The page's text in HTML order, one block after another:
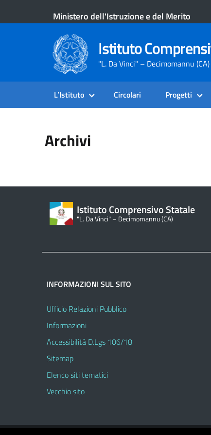
Ministero dell'Istruzione e del Merito
Istituto
"L. Da Vinci" – Decimomannu (CA)
L’Istituto Circolari Progetti
Archivi
Istituto Comprensivo Statale
"L. Da Vinci" – Decimomannu (CA)
INFORMAZIONI SUL SITO
Ufficio Relazioni Pubblico
Informazioni
Accessibilità D.Lgs 106/18
Sitemap
Elenco siti tematici
Vecchio sito